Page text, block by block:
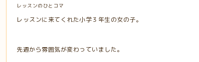
レッスンのひとコマ
レッスンに来てくれた小学３年生の女の子。
先週から雰囲気が変わっていました。